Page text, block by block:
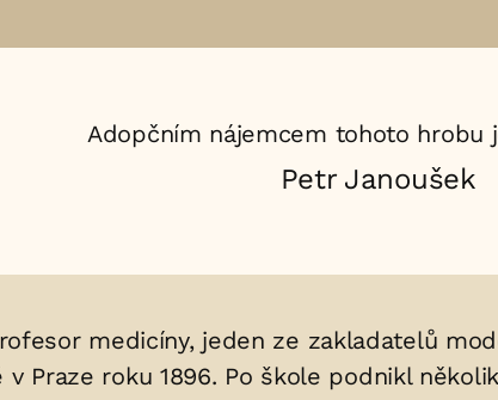
Adopčním nájemcem tohoto hrobu
Petr Janoušek
medicíny, jeden ze zakladatelů
Praze roku 1896. Po škole podnikl